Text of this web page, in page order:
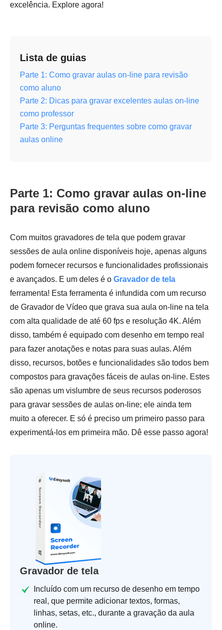
excelência. Explore agora!
Lista de guias
Parte 1: Como gravar aulas on-line para revisão
como aluno
Parte 2: Dicas para gravar excelentes aulas on-line
como professor
Parte 3: Perguntas frequentes sobre como gravar
aulas online
Parte 1: Como gravar aulas on-line
para revisão como aluno
Com muitos gravadores de tela que podem gravar
sessões de aula online disponíveis hoje, apenas alguns
podem fornecer recursos e funcionalidades profissionais
e avançados. E um deles é o Gravador de tela
ferramenta! Esta ferramenta é infundida com um recurso
de Gravador de Vídeo que grava sua aula on-line na tela
com alta qualidade de até 60 fps e resolução 4K. Além
disso, também é equipado com desenho em tempo real
para fazer anotações e notas para suas aulas. Além
disso, recursos, botões e funcionalidades são todos bem
compostos para gravações fáceis de aulas on-line. Estes
são apenas um vislumbre de seus recursos poderosos
para gravar sessões de aulas on-line; ele ainda tem
muito a oferecer. E só é preciso um primeiro passo para
experimentá-los em primeira mão. Dê esse passo agora!
Gravador de tela
Incluído com um recurso de desenho em tempo
real, que permite adicionar textos, formas,
linhas, setas, etc., durante a gravação da aula
online.